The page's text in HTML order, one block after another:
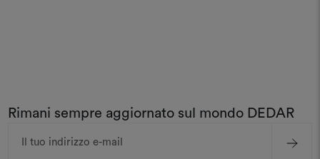
Rimani sempre aggiornato sul mondo DEDAR